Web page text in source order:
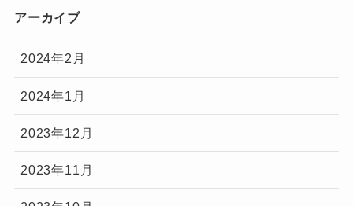
アーカイブ
2024年2月
2024年1月
2023年12月
2023年11月